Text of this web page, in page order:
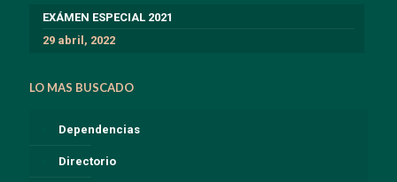
EXÁMEN ESPECIAL 2021
29 abril, 2022
LO MAS BUSCADO
Dependencias
Directorio